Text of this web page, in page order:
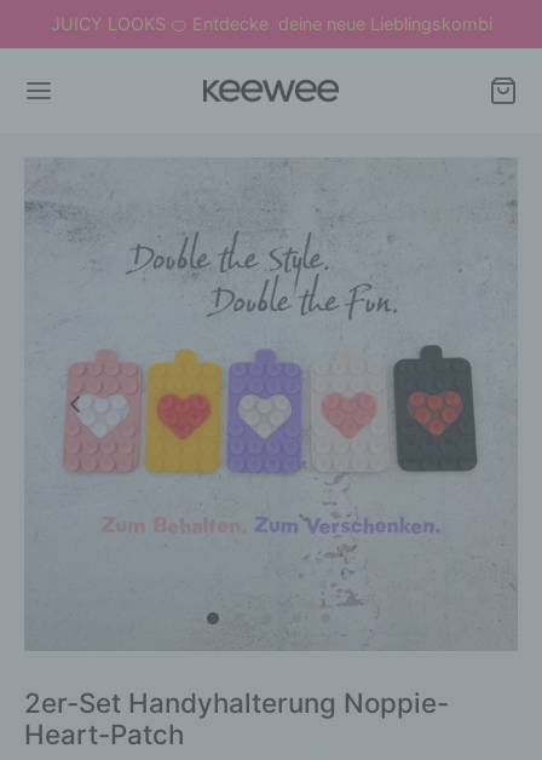
JUICY LOOKS 🍊 Entdecke deine neue Lieblingskombi
2er-Set Handyhalterung Noppie-
Heart-Patch